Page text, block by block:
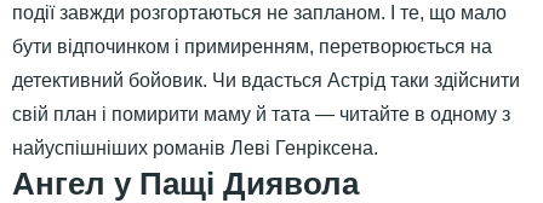
події завжди розгортаються не запланом. І те, що мало
бути відпочинком і примиренням, перетворюється на
детективний бойовик. Чи вдасться Астрід таки здійснити
свій план і помирити маму й тата — читайте в одному з
найуспішніших романів Леві Генріксена.
Ангел у Пащі Диявола